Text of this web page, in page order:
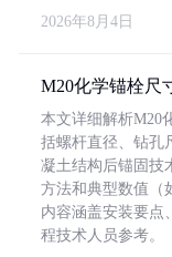
2026年8月4日
M20化学锚栓尺
本文详细解析M20
括螺杆直径、钻孔
凝土结构后锚固技
方法和典型数值（
内容涵盖安装要点
程技术人员参考。